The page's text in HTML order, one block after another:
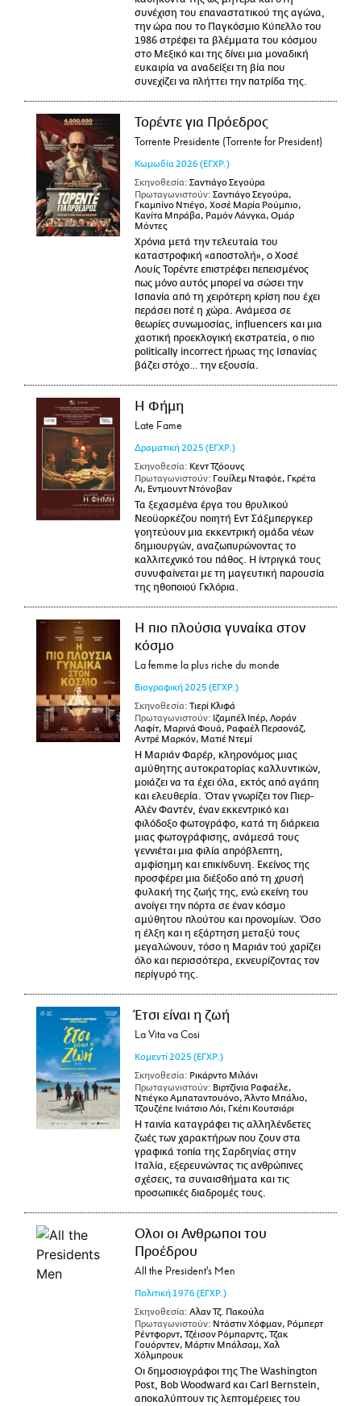
συνέχιση του επαναστατικού της αγώνα,
την ώρα που το Παγκόσμιο Κύπελλο του
1986 στρέφει τα βλέμματα του κόσμου
στο Μεξικό και της δίνει μια μοναδική
ευκαιρία να αναδείξει τη βία που
συνεχίζει να πλήττει την πατρίδα της.
Τορέντε για Πρόεδρος
Torrente Presidente (Torrente for President)
Κωμωδία 2026 (ΕΓΧΡ.)
Σκηνοθεσία: Σαντιάγο Σεγούρα
Πρωταγωνιστούν: Σαντιάγο Σεγούρα,
Γκαμπίνο Ντιέγο, Χοσέ Μαρία Ρούμπιο,
Κανίτα Μπράβα, Ραμόν Λάνγκα, Ομάρ
Μόντες
Χρόνια μετά την τελευταία του
καταστροφική «αποστολή», ο Χοσέ
Λουίς Τορέντε επιστρέφει πεπεισμένος
πως μόνο αυτός μπορεί να σώσει την
Ισπανία από τη χειρότερη κρίση που έχει
περάσει ποτέ η χώρα. Ανάμεσα σε
θεωρίες συνωμοσίας, influencers και μια
χαοτική προεκλογική εκστρατεία, ο πιο
politically incorrect ήρωας της Ισπανίας
βάζει στόχο… την εξουσία.
Η Φήμη
Late Fame
Δραματική 2025 (ΕΓΧΡ.)
Σκηνοθεσία: Κεντ Τζόουνς
Πρωταγωνιστούν: Γουίλεμ Νταφόε, Γκρέτα
Λι, Εντμουντ Ντόνοβαν
Τα ξεχασμένα έργα του θρυλικού
Νεοϋορκέζου ποιητή Εντ Σάξμπεργκερ
γοητεύουν μια εκκεντρική ομάδα νέων
δημιουργών, αναζωπυρώνοντας το
καλλιτεχνικό του πάθος. Η ίντριγκά τους
συνυφαίνεται με τη μαγευτική παρουσία
της ηθοποιού Γκλόρια.
Η πιο πλούσια γυναίκα στον
κόσμο
La femme la plus riche du monde
Βιογραφική 2025 (ΕΓΧΡ.)
Σκηνοθεσία: Τιερί Κλιφά
Πρωταγωνιστούν: Ιζαμπέλ Ιπέρ, Λοράν
Λαφίτ, Μαρινά Φουά, Ραφαέλ Περσονάζ,
Αντρέ Μαρκόν, Ματιέ Ντεμί
Η Μαριάν Φαρέρ, κληρονόμος μιας
αμύθητης αυτοκρατορίας καλλυντικών,
μοιάζει να τα έχει όλα, εκτός από αγάπη
και ελευθερία. Όταν γνωρίζει τον Πιερ-
Αλέν Φαντέν, έναν εκκεντρικό και
φιλόδοξο φωτογράφο, κατά τη διάρκεια
μιας φωτογράφισης, ανάμεσά τους
γεννιέται μια φιλία απρόβλεπτη,
αμφίσημη και επικίνδυνη. Εκείνος της
προσφέρει μια διέξοδο από τη χρυσή
φυλακή της ζωής της, ενώ εκείνη του
ανοίγει την πόρτα σε έναν κόσμο
αμύθητου πλούτου και προνομίων. Όσο
η έλξη και η εξάρτηση μεταξύ τους
μεγαλώνουν, τόσο η Μαριάν τού χαρίζει
όλο και περισσότερα, εκνευρίζοντας τον
περίγυρό της.
Έτσι είναι η ζωή
La Vita va Cosi
Κομεντί 2025 (ΕΓΧΡ.)
Σκηνοθεσία: Ρικάρντο Μιλάνι
Πρωταγωνιστούν: Βιρτζίνια Ραφαέλε,
Ντιέγκο Αμπαταντουόνο, Άλντο Μπάλιο,
Τζουζέπε Ινιάτσιο Λόι, Γκέπι Κουτσιάρι
Η ταινία καταγράφει τις αλληλένδετες
ζωές των χαρακτήρων που ζουν στα
γραφικά τοπία της Σαρδηνίας στην
Ιταλία, εξερευνώντας τις ανθρώπινες
σχέσεις, τα συναισθήματα και τις
προσωπικές διαδρομές τους.
Ολοι οι Ανθρωποι του
Προέδρου
All the President's Men
Πολιτική1976 (ΕΓΧΡ.)
Σκηνοθεσία: Αλαν Τζ. Πακούλα
Πρωταγωνιστούν: Ντάστιν Χόφμαν, Ρόμπερτ
Ρέντφορντ, Τζέισον Ρόμπαρντς, Τζακ
Γουόρντεν, Μάρτιν Μπάλσαμ, Χαλ
Χόλμπρουκ
Οι δημοσιογράφοι της The Washington
Post, Bob Woodward και Carl Bernstein,
αποκαλύπτουν τις λεπτομέρειες του